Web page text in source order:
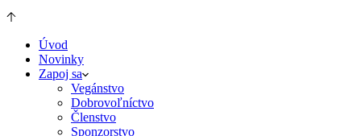
Úvod
Novinky
Zapoj sa
Vegánstvo
Dobrovoľníctvo
Členstvo
Sponzorstvo